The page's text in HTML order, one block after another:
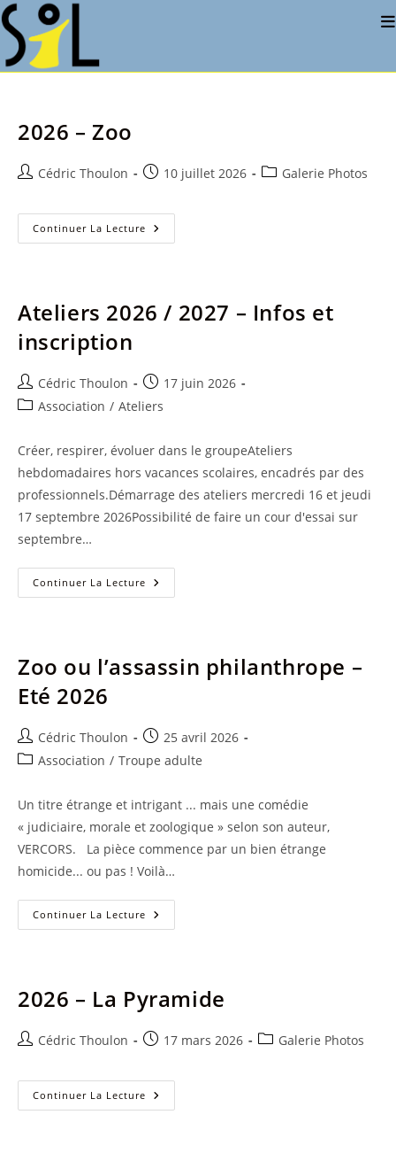
Skip
to
content
2026 – Zoo
Auteur/autrice
la
publication :
Cédric Thoulon
Publication
10 juillet 2026
PostGalerie Photos
Continuer La Lecture 2026
–
Ateliers 2026 / 2027 – Infos et
inscription
Auteur/autrice
de
Cédric Thoulon
Publication
publiée :
17 juin 2026
PostAssociation / Ateliers
Créer, respirer, évoluer dans le groupeAteliers
hebdomadaires hors vacances scolaires, encadrés par des
professionnels.Démarrage des ateliers mercredi 16 et jeudi
17 septembre 2026Possibilité de faire un cour d'essai sur
septembre…
Continuer La Lecture Ateliers
2026
Inscription
Zoo ou l’assassin philanthrope –
Eté 2026
Auteur/autrice
de
Cédric Thoulon
Publication
publiée :
25 avril 2026
PostAssociation / Troupe adulte
Un titre étrange et intrigant ... mais une comédie
« judiciaire, morale et zoologique » selon son auteur,
VERCORS. La pièce commence par un bien étrange
homicide... ou pas ! Voilà…
Continuer La Lecture Zoo
Ou
2026 – La Pyramide
Auteur/autrice
la
publication :
Cédric Thoulon
Publication
17 mars 2026
PostGalerie Photos
Continuer La Lecture 2026
–